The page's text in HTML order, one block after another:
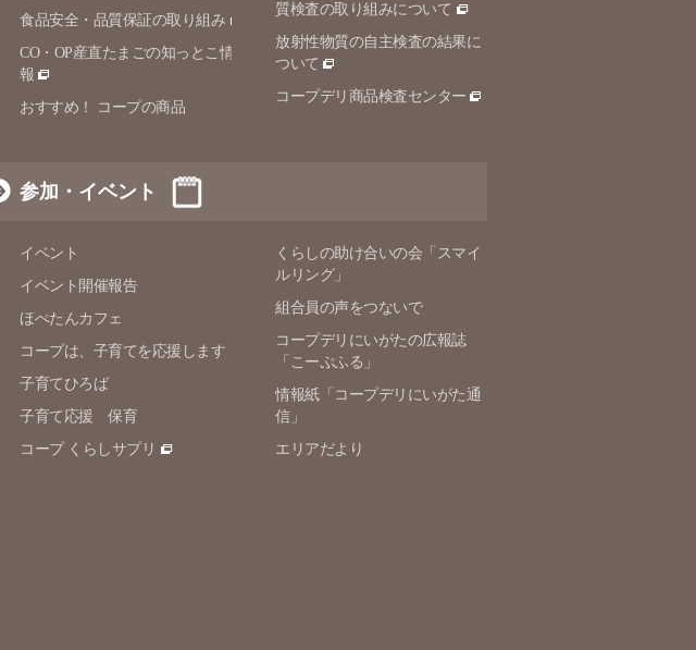
食品安全・品質保証の取り組み
CO・OP産直たまごの知っとこ情
報
おすすめ！ コープの商品
質検査の取り組みについて
放射性物質の自主検査の結果に
ついて
コープデリ商品検査センター
参加・イベント
イベント
イベント開催報告
ほぺたんカフェ
コープは、子育てを応援します
子育てひろば
子育て応援 保育
コープ くらしサプリ
くらしの助け合いの会「スマイ
ルリング」
組合員の声をつないで
コープデリにいがたの広報誌
「こーぷふる」
情報紙「コープデリにいがた通
信」
エリアだより